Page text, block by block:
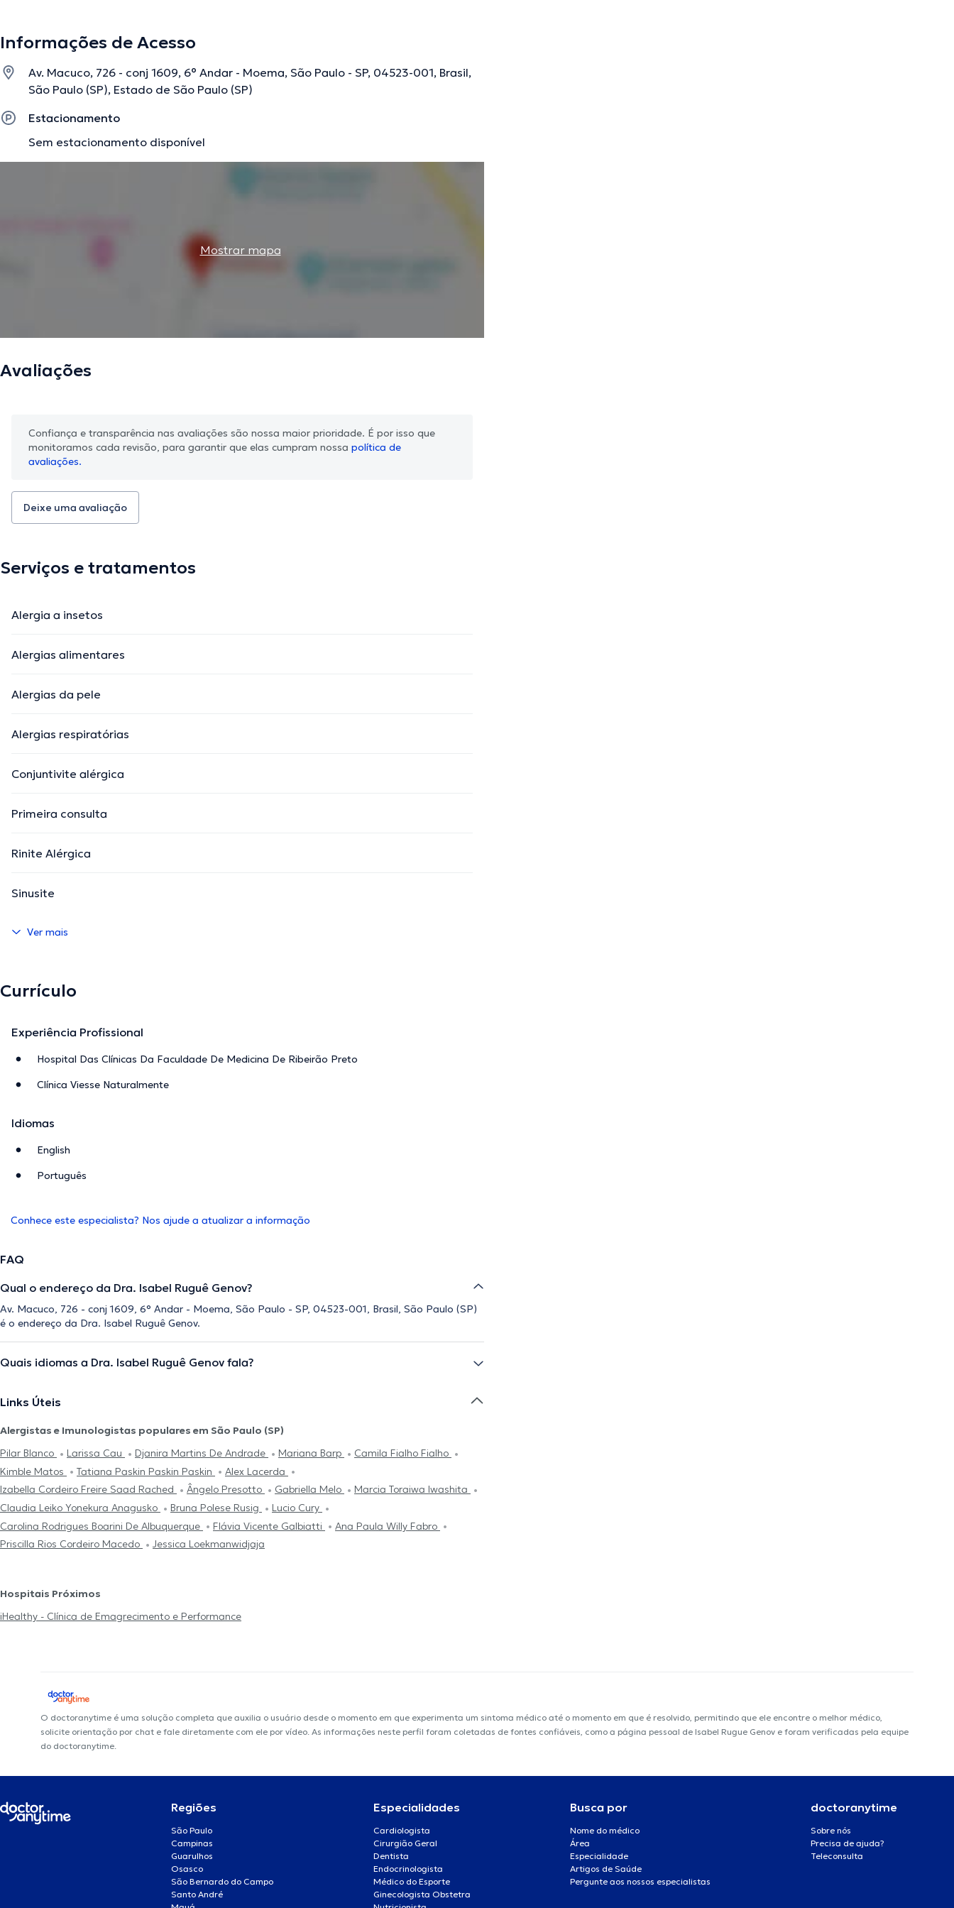
A descrição foi editada pela equipe do doctoranytime, baseada em informações verificadas.
Informações de Acesso
Av. Macuco, 726 - conj 1609, 6° Andar - Moema, São Paulo - SP, 04523-001, Brasil,
São Paulo (SP), Estado de São Paulo (SP)
Estacionamento
Sem estacionamento disponível
Mostrar mapa
Avaliações
Confiança e transparência nas avaliações são nossa maior prioridade. É por isso que
monitoramos cada revisão, para garantir que elas cumpram nossa política de
avaliações.
Deixe uma avaliação
Serviços e tratamentos
Alergia a insetos
Alergias alimentares
Alergias da pele
Alergias respiratórias
Conjuntivite alérgica
Primeira consulta
Rinite Alérgica
Sinusite
Ver mais
Currículo
Experiência Profissional
Hospital Das Clínicas Da Faculdade De Medicina De Ribeirão Preto
Clínica Viesse Naturalmente
Idiomas
English
Português
Conhece este especialista? Nos ajude a atualizar a informação
FAQ
Qual o endereço da Dra. Isabel Ruguê Genov?
Av. Macuco, 726 - conj 1609, 6° Andar - Moema, São Paulo - SP, 04523-001, Brasil, São Paulo (SP)
é o endereço da Dra. Isabel Ruguê Genov.
Quais idiomas a Dra. Isabel Ruguê Genov fala?
Links Úteis
Alergistas e Imunologistas populares em São Paulo (SP)
Pilar Blanco
Larissa Cau Djanira Martins De Andrade Mariana Barp
Camila Fialho Fialho
Kimble Matos
Tatiana Paskin Paskin Paskin
Alex Lacerda
Izabella Cordeiro Freire Saad Rached
Ângelo Presotto Gabriella Melo
Marcia Toraiwa Iwashita
Claudia Leiko Yonekura Anagusko
Bruna Polese Rusig
Lucio Cury
Carolina Rodrigues Boarini De Albuquerque
Flávia Vicente Galbiatti
Ana Paula Willy Fabro
Priscilla Rios Cordeiro Macedo
Jessica Loekmanwidjaja
Hospitais Próximos
iHealthy - Clínica de Emagrecimento e Performance
O doctoranytime é uma solução completa que auxilia o usuário desde o momento em que experimenta um sintoma médico até o momento em que é resolvido, permitindo que ele encontre o melhor médico,
solicite orientação por chat e fale diretamente com ele por vídeo. As informações neste perfil foram coletadas de fontes confiáveis, como a página pessoal de Isabel Rugue Genov e foram verificadas pela equipe
do doctoranytime.
Regiões
São Paulo
Campinas
Guarulhos
Osasco
São Bernardo do Campo
Santo André
Especialidades
Cardiologista
Cirurgião Geral
Dentista
Endocrinologista
Médico do Esporte
Ginecologista Obstetra
Busca por
Nome do médico
Área
Especialidade
Artigos de Saúde
Pergunte aos nossos especialistas
doctoranytime
Sobre nós
Precisa de ajuda?
Teleconsulta